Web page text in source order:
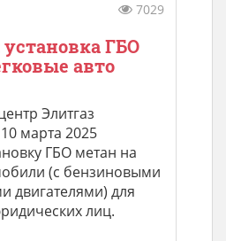
7029
ГБО
авто
Элитгаз
марта 2025
ГБО метан на
(с бензиновыми
двигателями) для
лиц.